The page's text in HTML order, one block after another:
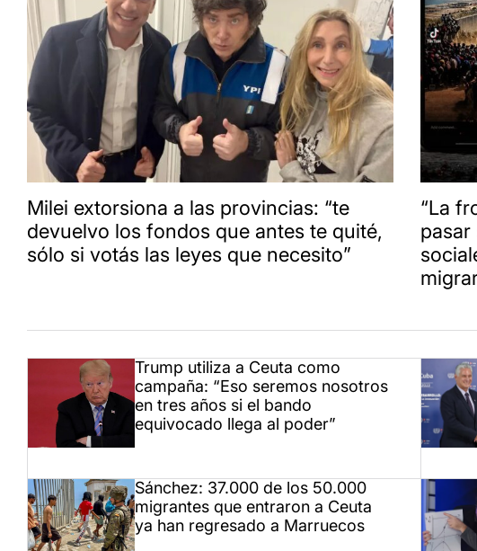
Milei extorsiona a las provincias: “te
devuelvo los fondos que antes te quité,
sólo si votás las leyes que necesito”
“La
pasar
Trump utiliza a Ceuta como
campaña: “Eso seremos nosotros
en tres años si el bando
equivocado llega al poder”
Sánchez: 37.000 de los 50.000
migrantes que entraron a Ceuta
ya han regresado a Marruecos